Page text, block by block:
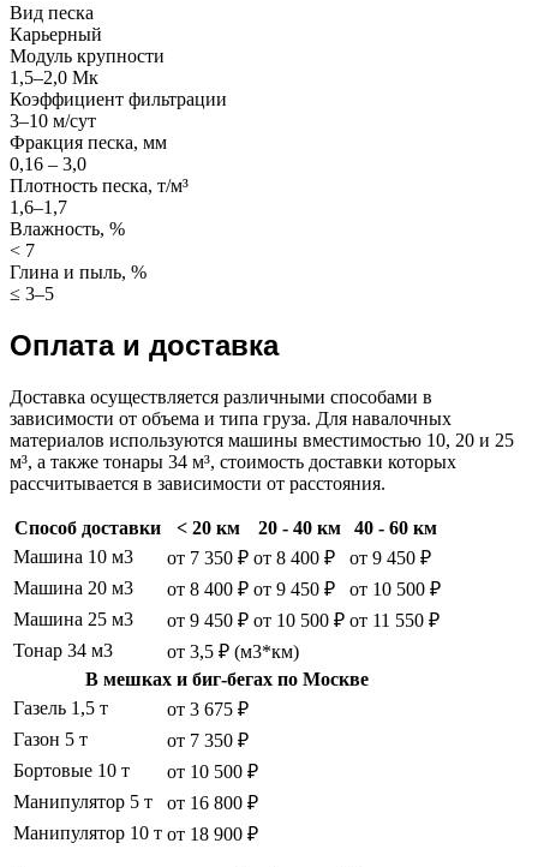
Вид песка
Карьерный
Модуль крупности
1,5–2,0 Мк
Коэффициент фильтрации
3–10 м/сут
Фракция песка, мм
0,16 – 3,0
Плотность песка, т/м³
1,6–1,7
Влажность, %
< 7
Глина и пыль, %
≤ 3–5
Оплата и доставка
Доставка осуществляется различными способами в
зависимости от объема и типа груза. Для навалочных
материалов используются машины вместимостью 10, 20 и 25
м³, а также тонары 34 м³, стоимость доставки которых
рассчитывается в зависимости от расстояния.
Способ доставки < 20 км 20 - 40 км
40 - 60 км
Машина 10 м3
от 7 350 ₽ от 8 400 ₽
от 9 450 ₽
Машина 20 м3
от 8 400 ₽ от 9 450 ₽
от 10 500 ₽
Машина 25 м3
от 9 450 ₽ от 10 500 ₽ от 11 550 ₽
Тонар 34 м3
от 3,5 ₽ (м3*км)
В мешках и биг-бегах по Москве
Газель 1,5 т
от 3 675 ₽
Газон 5 т
от 7 350 ₽
Бортовые 10 т
от 10 500 ₽
Манипулятор 5 т
от 16 800 ₽
Манипулятор 10 т от 18 900 ₽